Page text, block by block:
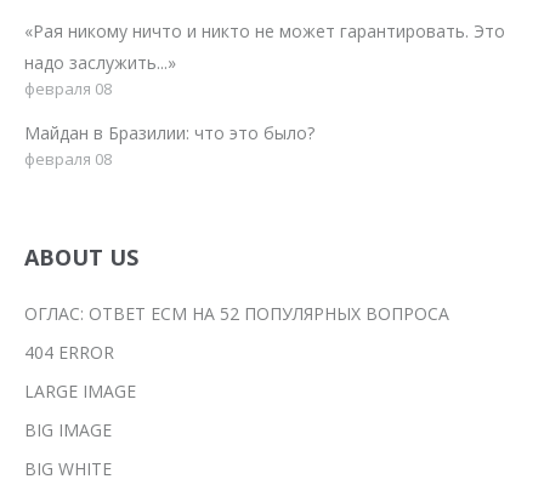
«Рая никому ничто и никто не может гарантировать. Это
надо заслужить...»
февраля 08
Майдан в Бразилии: что это было?
февраля 08
ABOUT US
ОГЛАС: ОТВЕТ ЕСМ НА 52 ПОПУЛЯРНЫХ ВОПРОСА
404 ERROR
LARGE IMAGE
BIG IMAGE
BIG WHITE